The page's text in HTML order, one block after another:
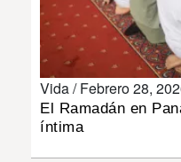
DEPORTES
Vida /Febrero 28,
El Ramadán en
íntima